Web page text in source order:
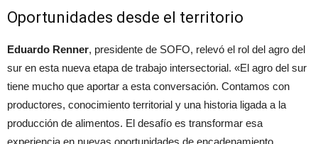
Oportunidades desde el territorio
Eduardo Renner, presidente de SOFO, relevó el rol del agro del
sur en esta nueva etapa de trabajo intersectorial. «El agro del sur
tiene mucho que aportar a esta conversación. Contamos con
productores, conocimiento territorial y una historia ligada a la
producción de alimentos. El desafío es transformar esa
experiencia en nuevas oportunidades de encadenamiento,